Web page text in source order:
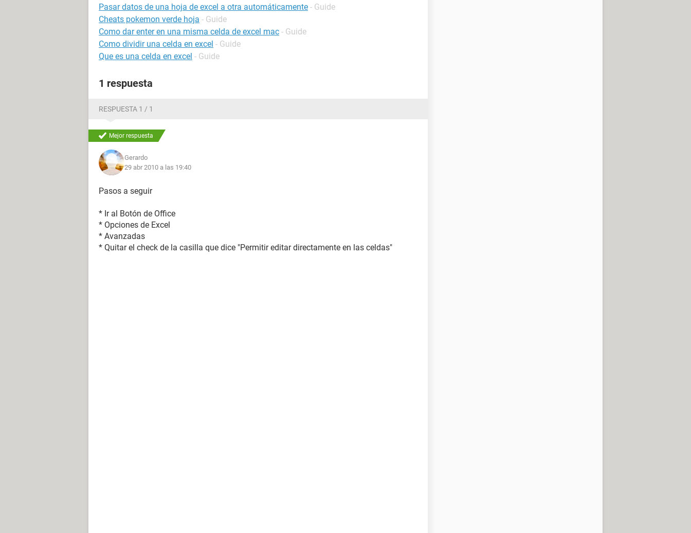
Pasar datos de una hoja de excel a otra automáticamente - Guide
Cheats pokemon verde hoja - Guide
Como dar enter en una misma celda de excel mac - Guide
Como dividir una celda en excel - Guide
Que es una celda en excel - Guide
1 respuesta
RESPUESTA 1 / 1
Mejor respuesta
Gerardo
29 abr 2010 a las 19:40
Pasos a seguir
* Ir al Botón de Office
* Opciones de Excel
* Avanzadas
* Quitar el check de la casilla que dice "Permitir editar directamente en las celdas"